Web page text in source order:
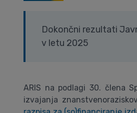
Dokončni rezultati
v letu 2025
ARIS na podlagi 30. člena
izvajanja